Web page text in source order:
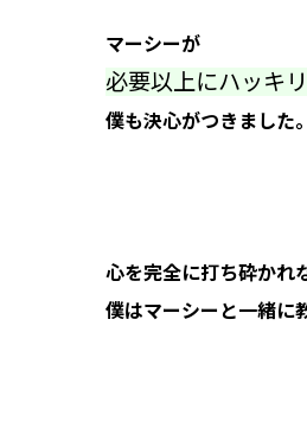
マーシーが
必要以上にハッキリ
僕も決心がつきました。
心を完全に打ち砕かれ
僕はマーシーと一緒に